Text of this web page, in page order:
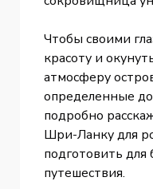
Чтобы своими
красоту и
атмосферу
определенные
подробно
Шри-Ланку для
подготовить для
путешествия.